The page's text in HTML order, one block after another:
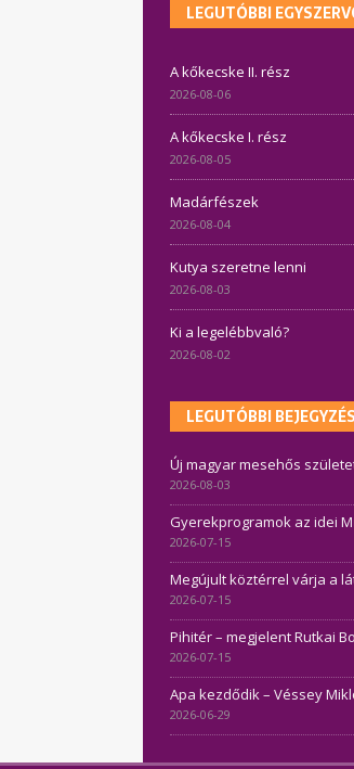
LEGUTÓBBI
A kőkecske II. rész
2026-08-06
A kőkecske I. rész
2026-08-05
Madárfészek
2026-08-04
Kutya szeretne lenni
2026-08-03
Ki a legelébbvaló?
2026-08-02
LEGUTÓBBI
Új magyar mesehős
2026-08-03
Gyerekprogramok az idei
2026-07-15
Megújult köztérrel várja a
2026-07-15
Pihitér – megjelent Rutkai
2026-07-15
Apa kezdődik – Véssey
2026-06-29